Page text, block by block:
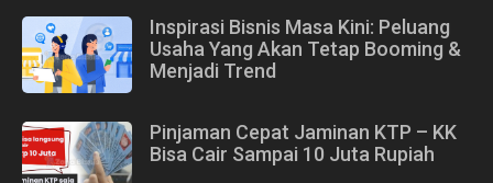
Inspirasi Bisnis Masa Kini: Peluang
Usaha Yang Akan Tetap Booming &
Menjadi Trend
Pinjaman Cepat Jaminan KTP – KK
Bisa Cair Sampai 10 Juta Rupiah